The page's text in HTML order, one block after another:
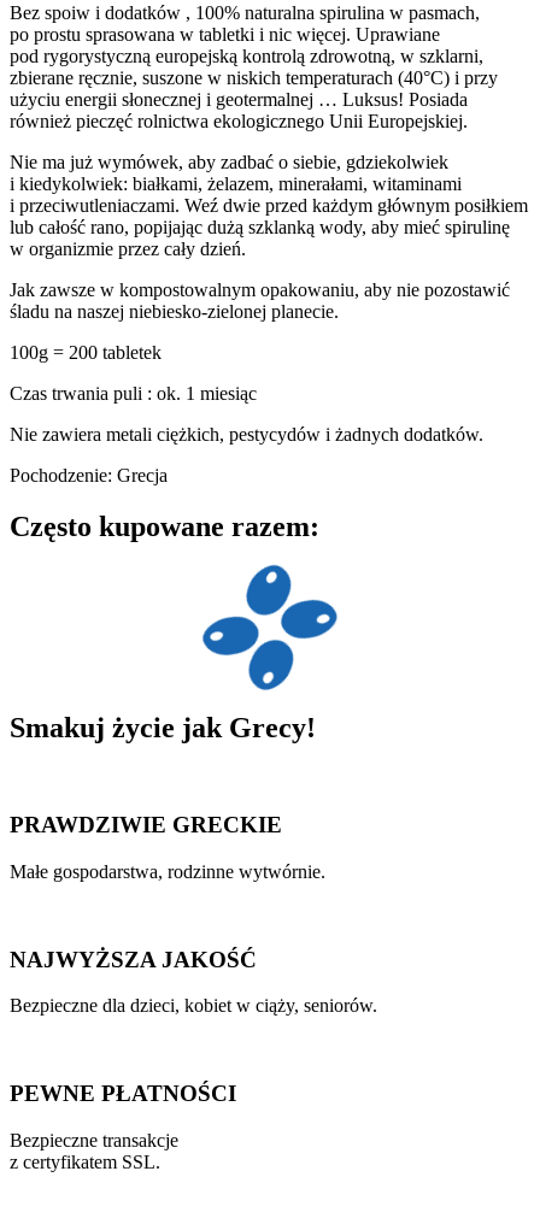
Bez spoiw i dodatków , 100% naturalna spirulina w pasmach,
po prostu sprasowana w tabletki i nic więcej. Uprawiane
pod rygorystyczną europejską kontrolą zdrowotną, w szklarni,
zbierane ręcznie, suszone w niskich temperaturach (40°C) i przy
użyciu energii słonecznej i geotermalnej … Luksus! Posiada
również pieczęć rolnictwa ekologicznego Unii Europejskiej.
Nie ma już wymówek, aby zadbać o siebie, gdziekolwiek
i kiedykolwiek: białkami, żelazem, minerałami, witaminami
i przeciwutleniaczami. Weź dwie przed każdym głównym posiłkiem
lub całość rano, popijając dużą szklanką wody, aby mieć spirulinę
w organizmie przez cały dzień.
Jak zawsze w kompostowalnym opakowaniu, aby nie pozostawić
śladu na naszej niebiesko-zielonej planecie.
100g = 200 tabletek
Czas trwania puli : ok. 1 miesiąc
Nie zawiera metali ciężkich, pestycydów i żadnych dodatków.
Pochodzenie: Grecja
Często kupowane razem:
Smakuj życie jak Grecy!
PRAWDZIWIE GRECKIE
Małe gospodarstwa, rodzinne wytwórnie.
NAJWYŻSZA JAKOŚĆ
Bezpieczne dla dzieci, kobiet w ciąży, seniorów.
PEWNE PŁATNOŚCI
Bezpieczne transakcje
z certyfikatem SSL.